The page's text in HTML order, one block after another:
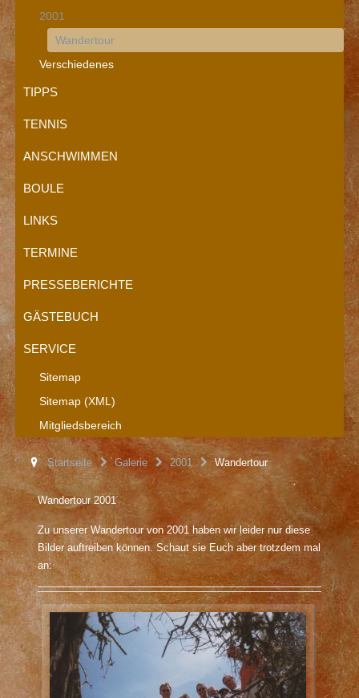
2001
Wandertour
Verschiedenes
TIPPS
TENNIS
ANSCHWIMMEN
BOULE
LINKS
TERMINE
PRESSEBERICHTE
GÄSTEBUCH
SERVICE
Sitemap
Sitemap (XML)
Mitgliedsbereich
Startseite Galerie 2001 Wandertour
Wandertour 2001
Zu unserer Wandertour von 2001 haben wir leider nur diese
Bilder auftreiben können. Schaut sie Euch aber trotzdem mal
an: